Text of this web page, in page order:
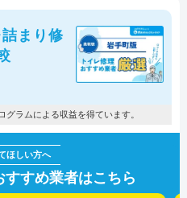
まり修
ラムによる収益を得ています。
すすめ業者はこちら